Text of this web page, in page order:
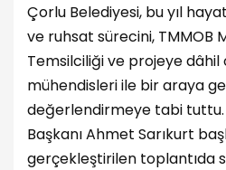
Çorlu Belediyesi, bu yıl
ve ruhsat sürecini, TMMOB
Temsilciliği ve projeye
mühendisleri ile bir araya
değerlendirmeye tabi tuttu.
Başkanı Ahmet Sarıkurt
gerçekleştirilen toplantıda